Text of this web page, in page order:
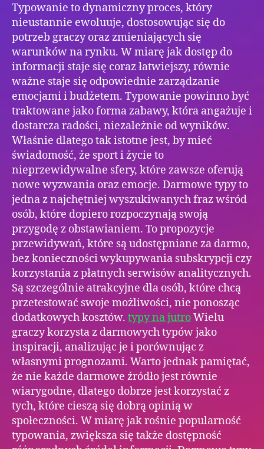
Typowanie to dynamiczny proces, który
nieustannie ewoluuje, dostosowując się do
potrzeb graczy oraz zmieniających się
warunków na rynku. W miarę jak dostęp do
informacji staje się coraz łatwiejszy, równie
ważne staje się odpowiednie zarządzanie
emocjami i budżetem. Typowanie powinno być
traktowane jako forma zabawy, która angażuje i
dostarcza radości, niezależnie od wyników.
Właśnie dlatego tak istotne jest, by mieć
świadomość, że sport i życie to
nieprzewidywalne sfery, które zawsze oferują
nowe wyzwania oraz emocje. Darmowe typy to
jedna z najchętniej wyszukiwanych fraz wśród
osób, które dopiero rozpoczynają swoją
przygodę z obstawianiem. To propozycje
przewidywań, które są udostępniane za darmo,
bez konieczności wykupywania subskrypcji czy
korzystania z płatnych serwisów analitycznych.
Są szczególnie atrakcyjne dla osób, które chcą
przetestować swoje możliwości, nie ponosząc
dodatkowych kosztów. typy na jutroWielu
graczy korzysta z darmowych typów jako
inspiracji, analizując je i porównując z
własnymi prognozami. Warto jednak pamiętać,
że nie każde darmowe źródło jest równie
wiarygodne, dlatego dobrze jest korzystać z
tych, które cieszą się dobrą opinią w
społeczności. W miarę jak rośnie popularność
typowania, zwiększa się także dostępność